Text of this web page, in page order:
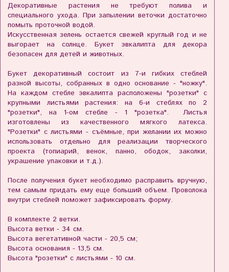
Декоративные растения не требуют полива и
специального ухода. При запылении веточки достаточно
помыть проточной водой.
Искусственная зелень остается свежей круглый год и не
выгорает на солнце. Букет эвкалипта для декора
безопасен для детей и животных.
Букет декоративный состоит из 7-и гибких стеблей
разной высоты, собранных в одно основание - "ножку".
На каждом стебле эвкалипта расположены "розетки" с
крупными листьями растения: на 6-и стеблях по 2
"розетки", на 1-ом стебле - 1 "розетка". Листья
изготовлены из качественного мягкого латекса.
"Розетки" с листьями - съёмные, при желании их можно
использовать отдельно для реализации творческого
проекта (топиарий, венок, панно, ободок, заколки,
украшение упаковки и т.д.).
После получения букет необходимо расправить вручную,
тем самым придать ему еще больший объем. Проволока
внутри стеблей поможет зафиксировать форму.
В комплекте 2 ветки.
Высота ветки - 34 см.
Высота вегетативной части - 20,5 см;
Высота основания - 13,5 см.
Высота "розетки" с листьями - 10 см.